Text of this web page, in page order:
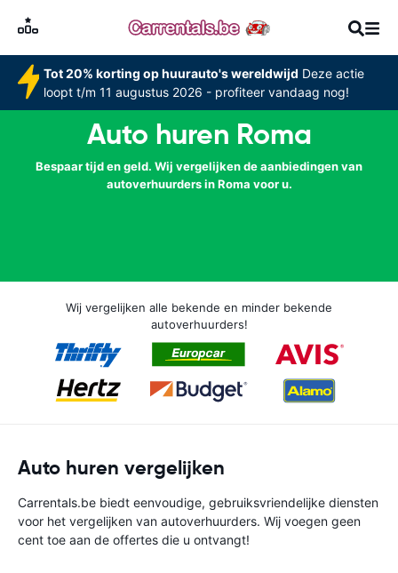
Tot 20% korting op huurauto's wereldwijd Deze actie
loopt t/m 11 augustus 2026 - profiteer vandaag nog!
Auto huren Roma
Bespaar tijd en geld. Wij vergelijken de aanbiedingen van
autoverhuurders in Roma voor u.
Wij vergelijken alle bekende en minder bekende
autoverhuurders!
Auto huren vergelijken
Carrentals.be biedt eenvoudige, gebruiksvriendelijke diensten
voor het vergelijken van autoverhuurders. Wij voegen geen
cent toe aan de offertes die u ontvangt!